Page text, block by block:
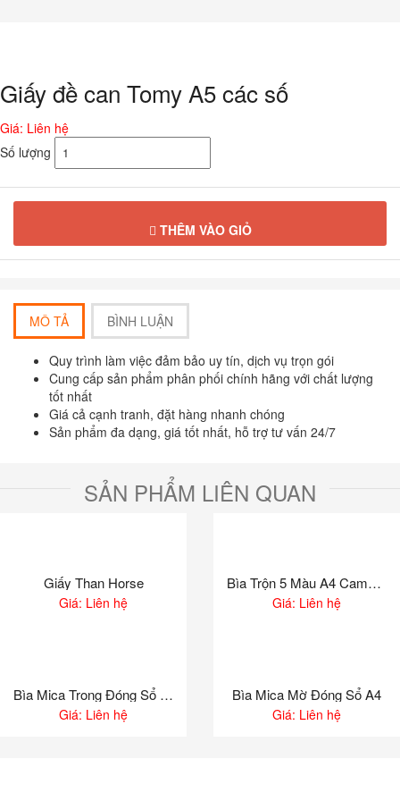
Giấy đề can Tomy A5 các số
Giá: Liên hệ
Số lượng
THÊM VÀO GIỎ
MÔ TẢ BÌNH LUẬN
Quy trình làm việc đảm bảo uy tín, dịch vụ trọn gói
Cung cấp sản phẩm phân phối chính hãng với chất lượng
tốt nhất
Giá cả cạnh tranh, đặt hàng nhanh chóng
Sản phẩm đa dạng, giá tốt nhất, hỗ trợ tư vấn 24/7
SẢN PHẨM LIÊN QUAN
Giấy Than Horse
Giá: Liên hệ
Bìa Trộn 5 Màu A4 Campap – ĐL80gsm
Giá: Liên hệ
Bìa Mica Trong Đóng Sổ A4 Loại Trung
Giá: Liên hệ
Bìa Mica Mờ Đóng Sổ A4
Giá: Liên hệ